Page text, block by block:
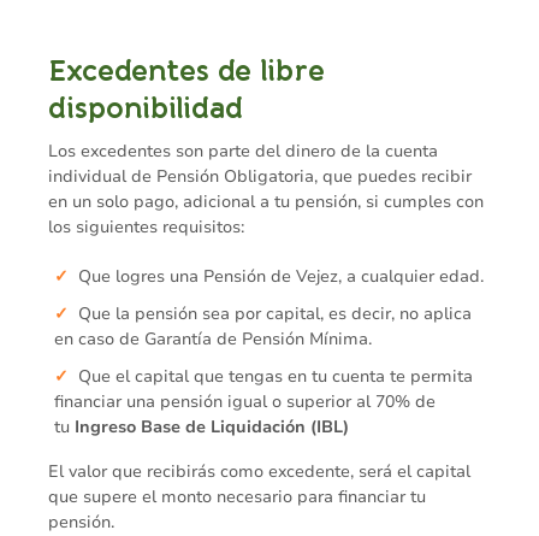
Excedentes de libre
disponibilidad
Los excedentes son parte del dinero de la cuenta
individual de Pensión Obligatoria, que puedes recibir
en un solo pago, adicional a tu pensión, si cumples con
los siguientes requisitos:
Que logres una Pensión de Vejez, a cualquier edad.
Que la pensión sea por capital, es decir, no aplica
en caso de Garantía de Pensión Mínima.
Que el capital que tengas en tu cuenta te permita
financiar una pensión igual o superior al 70% de
tu Ingreso Base de Liquidación (IBL)
El valor que recibirás como excedente, será el capital
que supere el monto necesario para financiar tu
pensión.